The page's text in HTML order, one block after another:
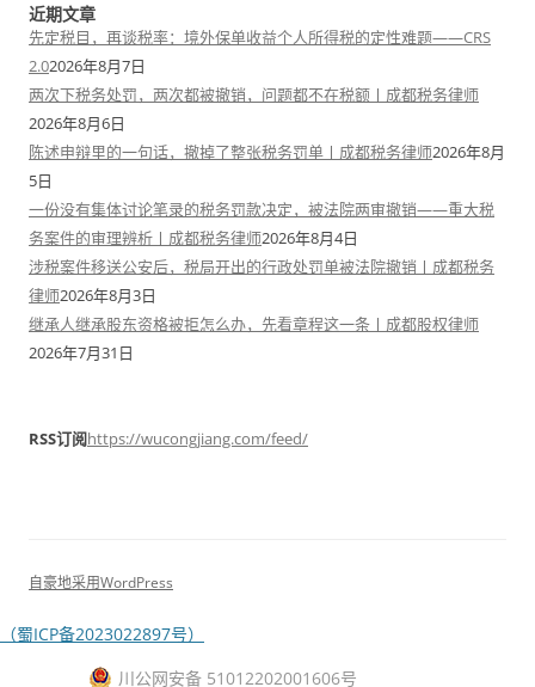
近期文章
先定税目，再谈税率：境外保单收益个人所得税的定性难题——CRS
2.02026年8月7日
两次下税务处罚，两次都被撤销，问题都不在税额丨成都税务律师
2026年8月6日
陈述申辩里的一句话，撤掉了整张税务罚单丨成都税务律师2026年8月
5日
一份没有集体讨论笔录的税务罚款决定，被法院两审撤销——重大税
务案件的审理辨析丨成都税务律师2026年8月4日
涉税案件移送公安后，税局开出的行政处罚单被法院撤销丨成都税务
律师2026年8月3日
继承人继承股东资格被拒怎么办，先看章程这一条丨成都股权律师
2026年7月31日
RSS订阅https://wucongjiang.com/feed/
自豪地采用WordPress
（蜀ICP备2023022897号）
川公网安备 51012202001606号